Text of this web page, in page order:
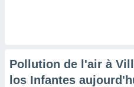
Pollution de l'air à
los Infantes